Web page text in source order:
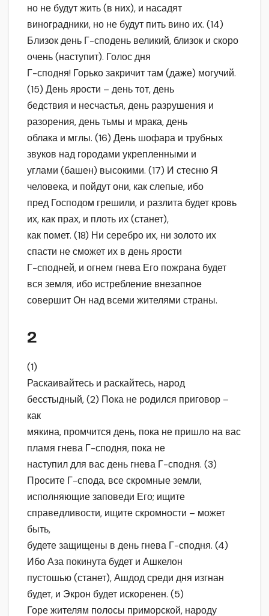
но не будут жить (в них), и насадят
виноградники, но не будут пить вино их. (14)
Близок день Г-сподень великий, близок и скоро
очень (наступит). Голос дня
Г-сподня! Горько закричит там (даже) могучий.
(15) День ярости – день тот, день
бедствия и несчастья, день разрушения и
разорения, день тьмы и мрака, день
облака и мглы. (16) День шофара и трубных
звуков над городами укрепленными и
углами (башен) высокими. (17) И стесню Я
человека, и пойдут они, как слепые, ибо
пред Господом грешили, и разлита будет кровь
их, как прах, и плоть их (станет),
как помет. (18) Ни серебро их, ни золото их
спасти не сможет их в день ярости
Г-сподней, и огнем гнева Его пожрана будет
вся земля, ибо истребление внезапное
совершит Он над всеми жителями страны.
2
(1)
Раскаивайтесь и раскайтесь, народ
бесстыдный, (2) Пока не родился приговор –
как
мякина, промчится день, пока не пришло на вас
пламя гнева Г-сподня, пока не
наступил для вас день гнева Г-сподня. (3)
Просите Г-спода, все скромные земли,
исполняющие заповеди Его; ищите
справедливости, ищите скромности – может
быть,
будете защищены в день гнева Г-сподня. (4)
Ибо Аза покинута будет и Ашкелон
пустошью (станет), Ашдод среди дня изгнан
будет, и Экрон будет искоренен. (5)
Горе жителям полосы приморской, народу